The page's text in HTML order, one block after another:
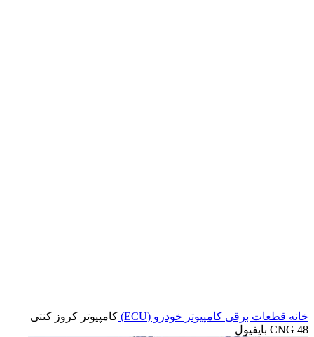
خانه قطعات برقی کامپیوتر خودرو (ECU)
کامپیوتر کروز کنتی
CNG 48 بایفیول